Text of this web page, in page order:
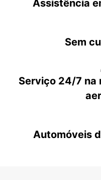
Assistência
Sem
Serviço 24/7 na
Automóveis